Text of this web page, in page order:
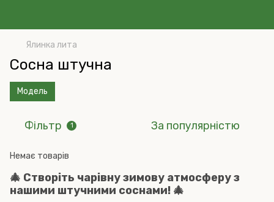
Ялинка лита
Сосна штучна
Модель
Фільтр 1 За популярністю
Немає товарів
🎄 Створіть чарівну зимову атмосферу з
нашими штучними соснами! 🎄